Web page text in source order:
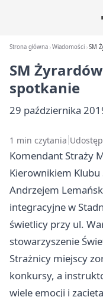
Strona główna Wiadomości SM
SM
spotkanie
29 października
1 min czytania
Komendant Straży
Kierownikiem Klubu
Andrzejem
integracyjne w
świetlicy przy ul.
stowarzyszenie
Strażnicy miejscy
konkursy, a
wiele emocji i